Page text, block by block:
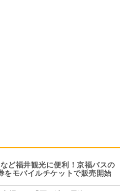
ど福井観光に便利！京福バスの
をモバイルチケットで販売開始